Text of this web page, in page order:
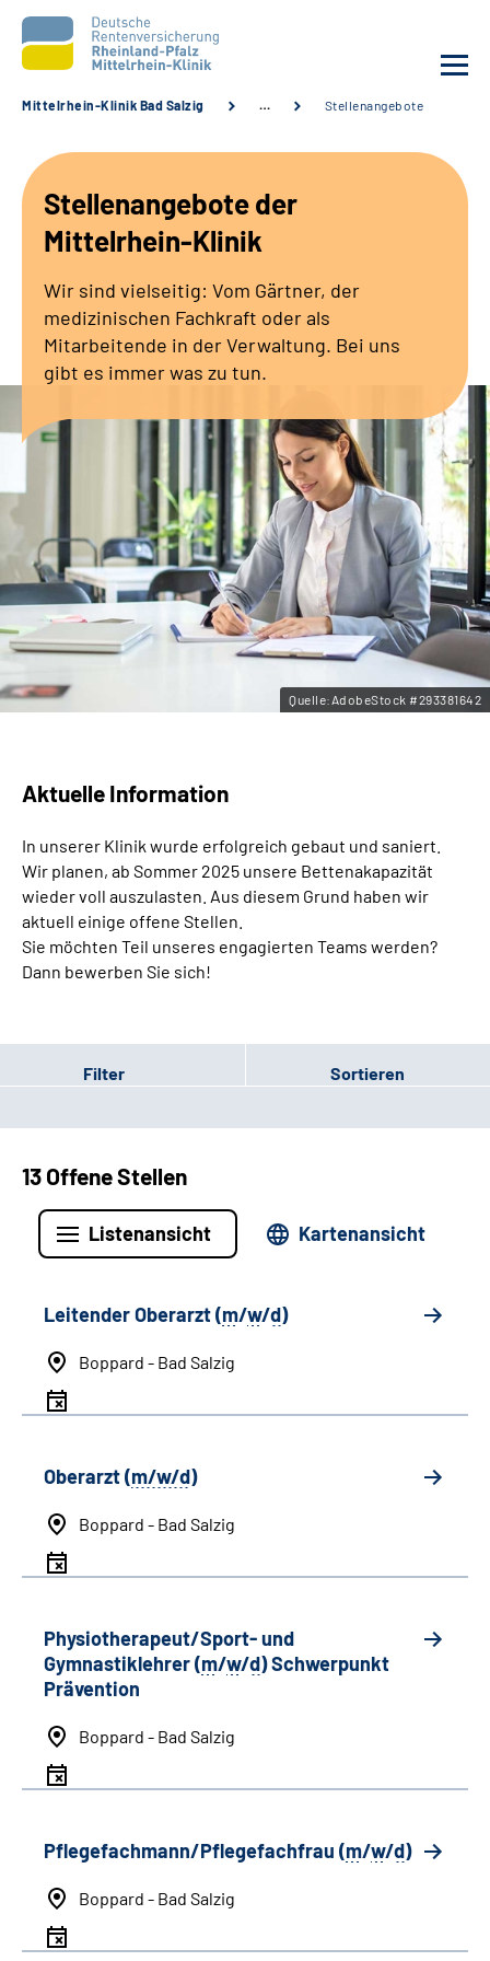
Unsere Angebote
Karriere
Zuweisende &
Leichte Sprache
Gebärdensprache
Mittelrhein-Klinik Bad Salzig … Stellenangebote
Stellenangebote der
Mittelrhein-Klinik
Wir sind vielseitig: Vom Gärtner, der
medizinischen Fachkraft oder als
Mitarbeitende in der Verwaltung. Bei uns
gibt es immer was zu tun.
Quelle:AdobeStock #293381642
Aktuelle Information
In unserer Klinik wurde erfolgreich gebaut und saniert.
Wir planen, ab Sommer 2025 unsere Bettenakapazität
wieder voll auszulasten. Aus diesem Grund haben wir
aktuell einige offene Stellen.
Sie möchten Teil unseres engagierten Teams werden?
Dann bewerben Sie sich!
Filter Sortieren
13 Offene Stellen
Listenansicht Kartenansicht
Leitender Oberarzt (m/w/d)
Boppard - Bad Salzig
Oberarzt (m/w/d)
Boppard - Bad Salzig
Physiotherapeut/Sport- und
Gymnastiklehrer (m/w/d) Schwerpunkt
Prävention
Boppard - Bad Salzig
Pflegefachmann/Pflegefachfrau (m/w/d)
Boppard - Bad Salzig